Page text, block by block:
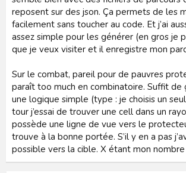
reposent sur des json. Ça permets de les
facilement sans toucher au code. Et j’ai
assez simple pour les générer (en gros je
que je veux visiter et il enregistre mon
Sur le combat, pareil pour de pauvres
paraît too much en combinatoire. Suffit de
une logique simple (type : je choisis un
tour j’essai de trouver une cell dans un
possède une ligne de vue vers le
trouve à la bonne portée. S’il y en a pas
possible vers la cible. X étant mon